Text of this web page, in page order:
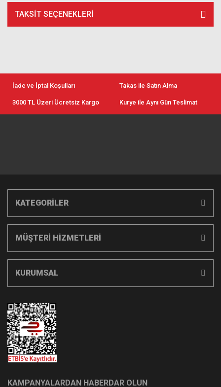
TAKSIT SEÇENEKLERI
İade ve İptal Koşulları Takas ile Satın Alma
3000 TL Üzeri Ücretsiz Kargo Kurye ile Aynı Gün Teslimat
KATEGORİLER
MÜŞTERİ HİZMETLERİ
KURUMSAL
KAMPANYALARDAN HABERDAR OLUN